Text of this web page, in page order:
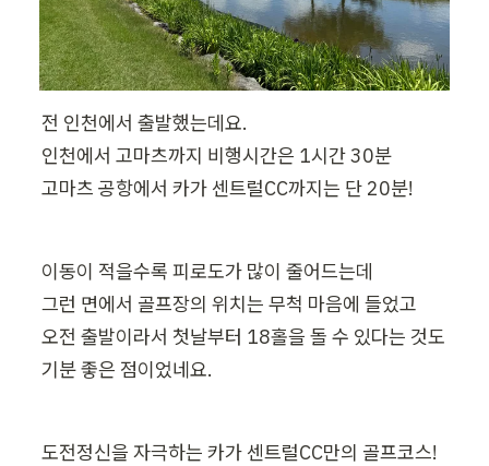
전 인천에서 출발했는데요.
인천에서 고마츠까지 비행시간은 1시간 30분
고마츠 공항에서 카가 센트럴CC까지는 단 20분!
이동이 적을수록 피로도가 많이 줄어드는데
그런 면에서 골프장의 위치는 무척 마음에 들었고
오전 출발이라서 첫날부터 18홀을 돌 수 있다는 것도
기분 좋은 점이었네요.
도전정신을 자극하는 카가 센트럴CC만의 골프코스!